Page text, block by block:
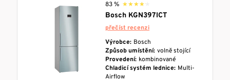
83 % ★★★★★
★★★★★
Bosch KGN397ICT
přečíst recenzi
Výrobce: Bosch
Způsob umístění: volně stojící
Provedení: kombinované
Chladicí systém lednice: Multi-
Airflow